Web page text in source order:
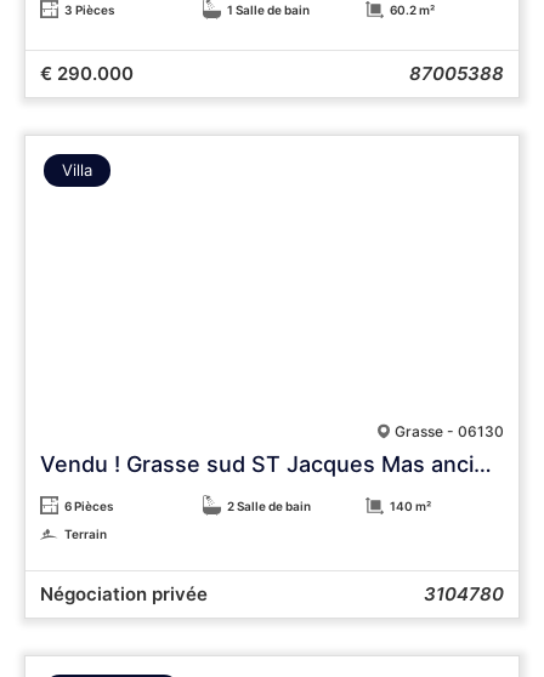
3 Pièces 1 Salle de bain 60.2 m²
€ 290.000 87005388
Villa
Grasse - 06130
Vendu ! Grasse sud ST Jacques Mas ancien au calme
6 Pièces 2 Salle de bain
140 m²
Terrain
Négociation privée 3104780